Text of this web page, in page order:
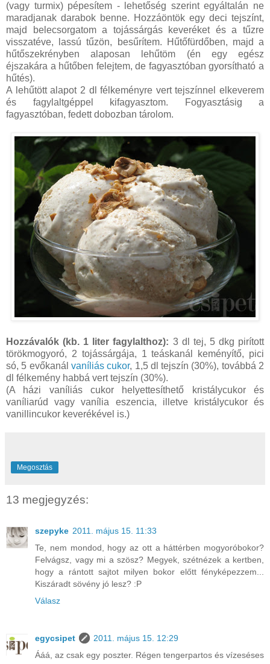
(vagy turmix) pépesítem - lehetőség szerint egyáltalán ne
maradjanak darabok benne. Hozzáöntök egy deci tejszínt,
majd belecsorgatom a tojássárgás keveréket és a tűzre
visszatéve, lassú tűzön, besűrítem. Hűtőfürdőben, majd a
hűtőszekrényben alaposan lehűtöm (én egy egész
éjszakára a hűtőben felejtem, de fagyasztóban gyorsítható a
hűtés).
A lehűtött alapot 2 dl félkeményre vert tejszínnel elkeverem
és fagylaltgéppel kifagyasztom. Fogyasztásig a
fagyasztóban, fedett dobozban tárolom.
Hozzávalók (kb. 1 liter fagylalthoz): 3 dl tej, 5 dkg pirított
törökmogyoró, 2 tojássárgája, 1 teáskanál keményítő, pici
só, 5 evőkanál vaníliás cukor, 1,5 dl tejszín (30%), továbbá 2
dl félkemény habbá vert tejszín (30%).
(A házi vaníliás cukor helyettesíthető kristálycukor és
vaníliarúd vagy vanília eszencia, illetve kristálycukor és
vanillincukor keverékével is.)
Megosztás
13 megjegyzés:
szepyke 2011. május 15. 11:33
Te, nem mondod, hogy az ott a háttérben mogyoróbokor?
Felvágsz, vagy mi a szösz? Megyek, szétnézek a kertben,
hogy a rántott sajtot milyen bokor előtt fényképezzem...
Kiszáradt sövény jó lesz? :P
Válasz
egycsipet
2011. május 15. 12:29
Ááá, az csak egy poszter. Régen tengerpartos és vízeséses